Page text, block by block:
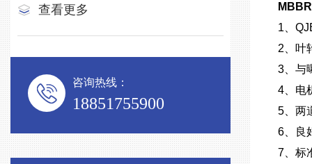
查看更多
咨询热线：
18851755900
1、
2、叶
3、与
4、电
5、两
6、良
7、标